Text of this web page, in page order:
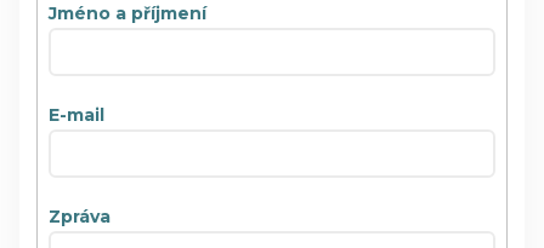
Jméno a příjmení
E-mail
Zpráva